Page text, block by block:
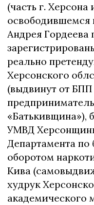
(часть г.
освободившемся
Андрея Гордеева
реально
Херсонского
(выдвинут от
«Батькивщина»),
УМВД
Департамента по
оборотом
Кива
худрук
академического